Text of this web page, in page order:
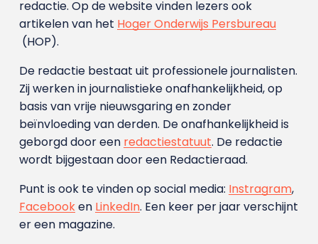
redactie. Op de website vinden lezers ook
artikelen van het Hoger Onderwijs Persbureau
(HOP).
De redactie bestaat uit professionele journalisten.
Zij werken in journalistieke onafhankelijkheid, op
basis van vrije nieuwsgaring en zonder
beïnvloeding van derden. De onafhankelijkheid is
geborgd door een redactiestatuut. De redactie
wordt bijgestaan door een Redactieraad.
Punt is ook te vinden op social media: Instragram,
Facebooken LinkedIn. Een keer per jaar verschijnt
er een magazine.